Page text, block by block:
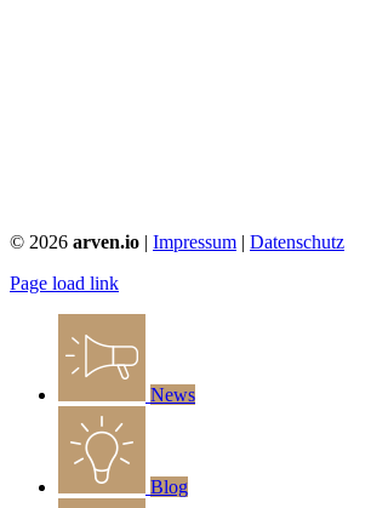
© 2026 arven.io | Impressum | Datenschutz
Page load link
News
Blog